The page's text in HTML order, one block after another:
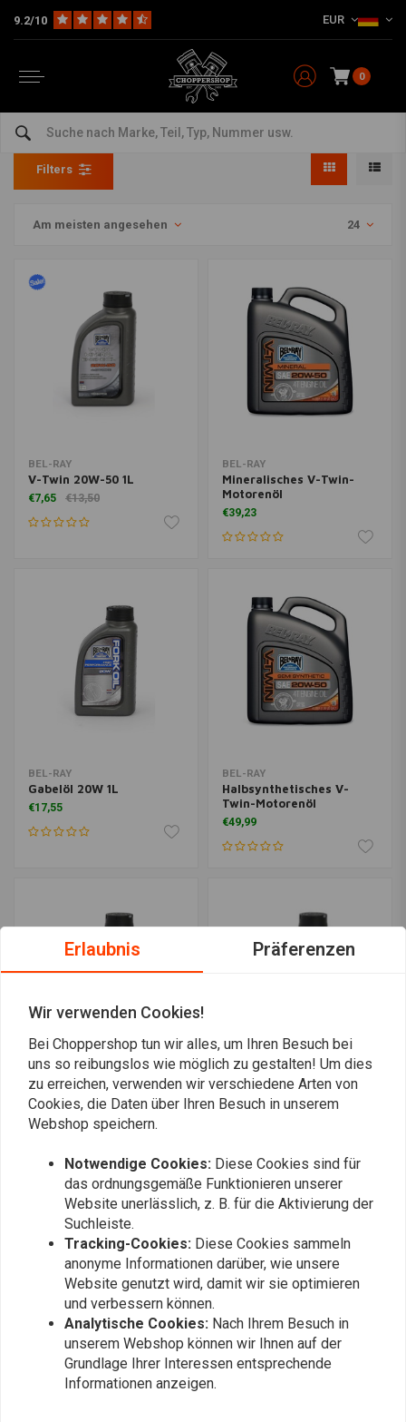
9.2/10 EUR
0
Bel-Ray
Home Marken Bel-Ray
Filters
Am meisten angesehen 24
BEL-RAY
V-Twin 20W-50 1L
€7,65 €13,50
BEL-RAY
Mineralisches V-Twin-
Motorenöl
€39,23
BEL-RAY
Gabelöl 20W 1L
€17,55
BEL-RAY
Halbsynthetisches V-
Twin-Motorenöl
€49,99
BEL-RAY
Sportübertragungsflüssigkeit
1L
€17,55
BEL-RAY
Big Twin Getriebeöl 85W-
140 1L
BEL-RAY
Erlaubnis Präferenzen
Wir verwenden Cookies!
Bei Choppershop tun wir alles, um Ihren Besuch bei
uns so reibungslos wie möglich zu gestalten! Um dies
zu erreichen, verwenden wir verschiedene Arten von
Cookies, die Daten über Ihren Besuch in unserem
Webshop speichern.
Notwendige Cookies: Diese Cookies sind für
das ordnungsgemäße Funktionieren unserer
Website unerlässlich, z. B. für die Aktivierung der
Suchleiste.
Tracking-Cookies: Diese Cookies sammeln
anonyme Informationen darüber, wie unsere
Website genutzt wird, damit wir sie optimieren
und verbessern können.
Analytische Cookies: Nach Ihrem Besuch in
unserem Webshop können wir Ihnen auf der
Grundlage Ihrer Interessen entsprechende
Informationen anzeigen.